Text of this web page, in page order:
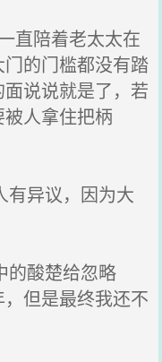
直陪着老太太在
的门槛都没有踏
说说就是了，若
人拿住把柄
异议，因为大
酸楚给忽略
但是最终我还不